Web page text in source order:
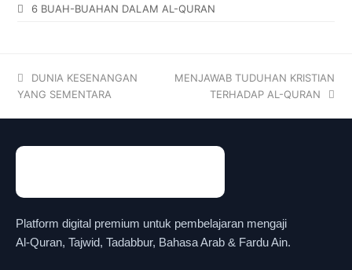
6 BUAH-BUAHAN DALAM AL-QURAN
DUNIA KESENANGAN
YANG SEMENTARA
MENJAWAB TUDUHAN KRISTIAN
TERHADAP AL-QURAN
Platform digital premium untuk pembelajaran mengaji
Al-Quran, Tajwid, Tadabbur, Bahasa Arab & Fardu Ain.